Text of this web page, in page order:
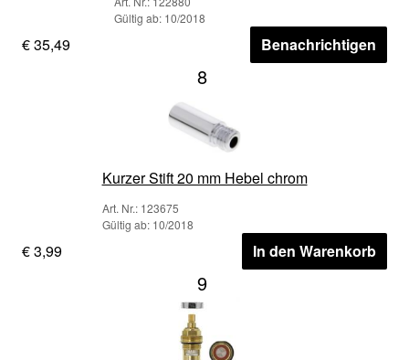
Gültig ab: 10/2018
€ 35,49 Benachrichtigen
8
Kurzer Stift 20 mm Hebel chrom
Art. Nr.: 123675
Gültig ab: 10/2018
€ 3,99 In den Warenkorb
9